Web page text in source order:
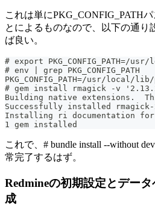
これは単にPKG_CONFIG_PATH
とによるものなので、以下の通り
ば良い。
# export PKG_CONFIG_PATH=/
# env | grep PKG_CONFIG_PATH
PKG_CONFIG_PATH=/usr/local/
# gem install rmagick -v
Building native extensions.
Successfully installed rmagick-
Installing ri documentation for
1 gem installed
これで、# bundle install --without
常完了するはず。
Redmineの初期設定とデー
成